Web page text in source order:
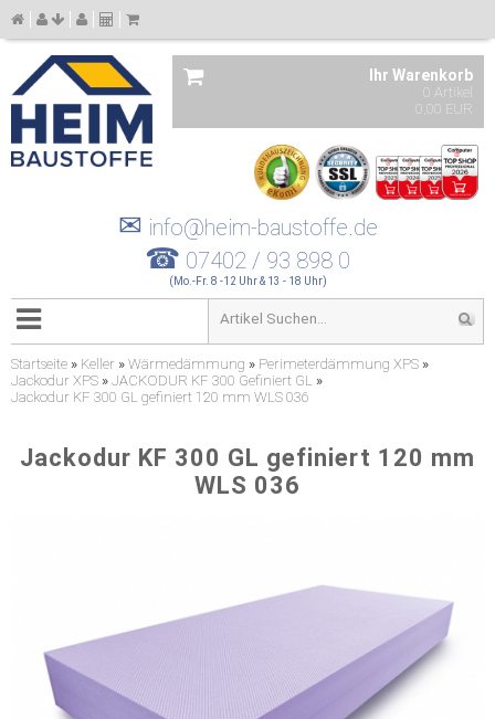
Ihr Warenkorb
0 Artikel
0,00 EUR
✉ info@heim-baustoffe.de
☎ 07402 / 93 898 0
(Mo.-Fr. 8 -12 Uhr & 13 - 18 Uhr)
Startseite » Keller » Wärmedämmung » Perimeterdämmung XPS »
Jackodur XPS » JACKODUR KF 300 Gefiniert GL »
Jackodur KF 300 GL gefiniert 120 mm WLS 036
Jackodur KF 300 GL gefiniert 120 mm
WLS 036